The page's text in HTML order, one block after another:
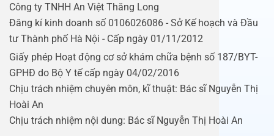
Công ty TNHH An Việt Thăng Long
Đăng kí kinh doanh số 0106026086 - Sở Kế hoạch và Đầu
tư Thành phố Hà Nội - Cấp ngày 01/11/2012
Giấy phép Hoạt động cơ sở khám chữa bệnh số 187/BYT-
GPHĐ do Bộ Y tế cấp ngày 04/02/2016
Chịu trách nhiệm chuyên môn, kĩ thuật: Bác sĩ Nguyễn Thị
Hoài An
Chịu trách nhiệm nội dung: Bác sĩ Nguyễn Thị Hoài An